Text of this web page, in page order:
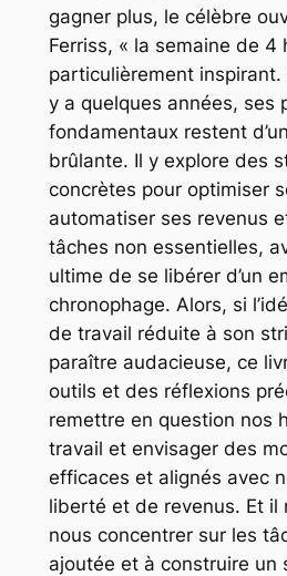
gagner plus, le célèbre
Ferriss, « la semaine de 4
particulièrement inspirant.
y a quelques années, ses
fondamentaux restent
brûlante. Il y explore des
concrètes pour optimiser
automatiser ses revenus
tâches non essentielles,
ultime de se libérer d’un
chronophage. Alors, si
de travail réduite à son
paraître audacieuse, ce
outils et des réflexions
remettre en question nos
travail et envisager des
efficaces et alignés avec
liberté et de revenus. Et il
nous concentrer sur les
ajoutée et à construire un